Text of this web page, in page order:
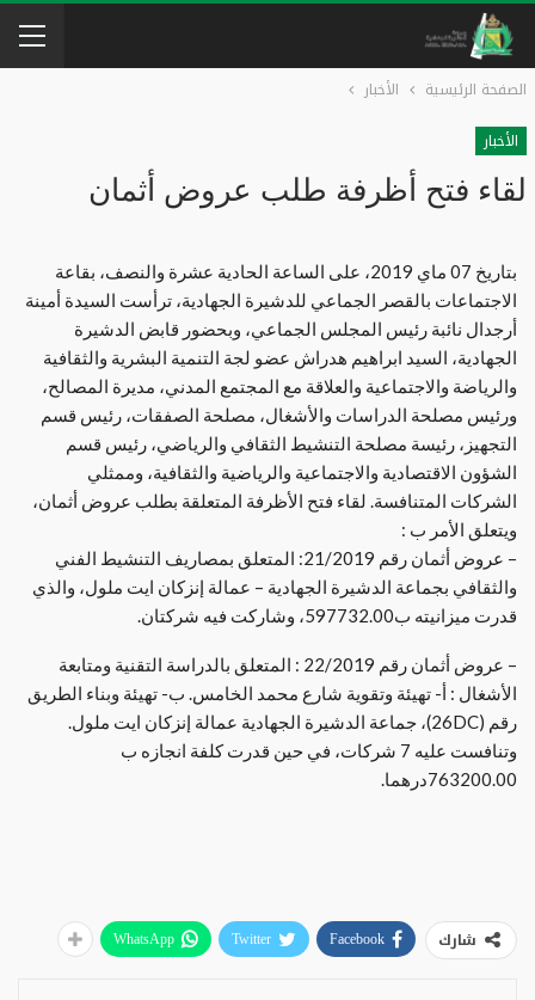
الصفحة الرئيسية
الأخبار
الأخبار
لقاء فتح أظرفة طلب عروض أثمان
بتاريخ 07 ماي 2019، على الساعة الحادية عشرة والنصف، بقاعة
الاجتماعات بالقصر الجماعي للدشيرة الجهادية، ترأست السيدة أمينة
أرجدال نائبة رئيس المجلس الجماعي، وبحضور قابض الدشيرة
الجهادية، السيد ابراهيم هدراش عضو لجة التنمية البشرية والثقافية
والرياضة والاجتماعية والعلاقة مع المجتمع المدني، مديرة المصالح،
ورئيس مصلحة الدراسات والأشغال، مصلحة الصفقات، رئيس قسم
التجهيز، رئيسة مصلحة التنشيط الثقافي والرياضي، رئيس قسم
الشؤون الاقتصادية والاجتماعية والرياضية والثقافية، وممثلي
الشركات المتنافسة. لقاء فتح الأظرفة المتعلقة بطلب عروض أثمان،
ويتعلق الأمر ب :
– عروض أثمان رقم 21/2019: المتعلق بمصاريف التنشيط الفني
والثقافي بجماعة الدشيرة الجهادية – عمالة إنزكان ايت ملول، والذي
قدرت ميزانيته ب597732.00، وشاركت فيه شركتان.
– عروض أثمان رقم 22/2019 : المتعلق بالدراسة التقنية ومتابعة
الأشغال : أ- تهيئة وتقوية شارع محمد الخامس. ب- تهيئة وبناء الطريق
رقم (26DC)، جماعة الدشيرة الجهادية عمالة إنزكان ايت ملول.
وتنافست عليه 7 شركات، في حين قدرت كلفة انجازه ب
763200.00درهما.
شارك Facebook
Twitter
WhatsApp